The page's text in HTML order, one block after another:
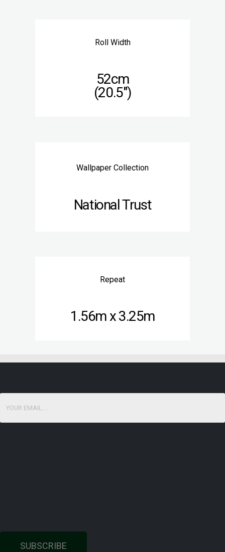
Roll Width
52cm
(20.5″)
Wallpaper Collection
National Trust
Repeat
1.56m x 3.25m
SUBSCRIBE